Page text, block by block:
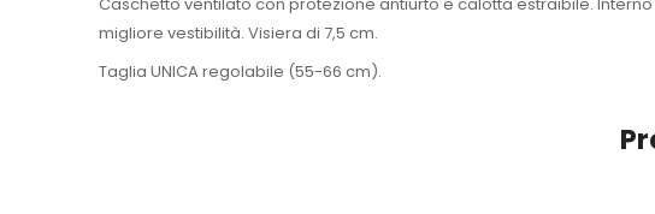
migliore vestibilità. Visiera di 7,5 cm.
Taglia UNICA regolabile (55-66 cm).